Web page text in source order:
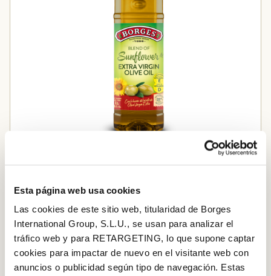
Esta página web usa cookies
Las cookies de este sitio web, titularidad de Borges
International Group, S.L.U., se usan para analizar el
tráfico web y para RETARGETING, lo que supone captar
cookies para impactar de nuevo en el visitante web con
anuncios o publicidad según tipo de navegación. Estas
Blend de Sunflower y Virgen Extra
PASO A PASO
Paso 1
En una sartén honda con abundante aceite, dora la